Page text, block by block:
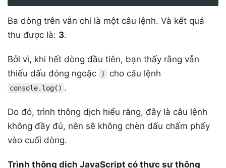
Ba dòng trên vẫn chỉ là một câu lệnh. Và kết quả
thu được là: 3.
Bởi vì, khi hết dòng đầu tiên, bạn thấy rằng vẫn
thiếu dấu đóng ngoặc
) cho câu lệnh
console.log() .
Do đó, trình thông dịch hiểu rằng, đây là câu lệnh
không đầy đủ, nên sẽ không chèn dấu chấm phẩy
vào cuối dòng.
Trình thông dịch JavaScript có thực sự thông